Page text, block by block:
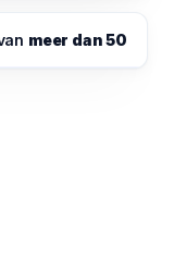
meer dan 50